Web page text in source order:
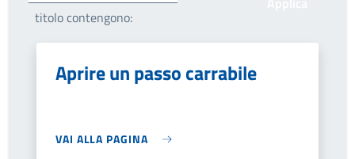
titolo contengono:
Aprire un passo carrabile
VAI ALLA PAGINA